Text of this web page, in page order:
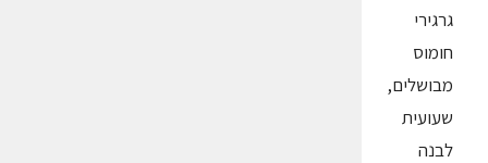
גרגירי
חומוס
מבושלים,
שעועית
לבנה